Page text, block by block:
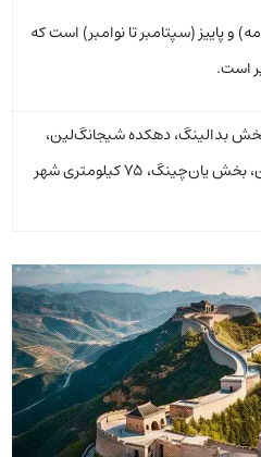
و پاییز (سپتامبر تا نوامبر) است که
است.
بدالینگ، دهکده شیجانگ‌لین،
جاده لونگ‌قینگ‌گون، بخش یان‌چینگ، 75 کیلومتری شهر